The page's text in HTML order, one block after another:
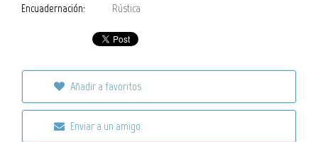
Encuadernación:
Rústica
Añadir a favoritos
Enviar a un amigo